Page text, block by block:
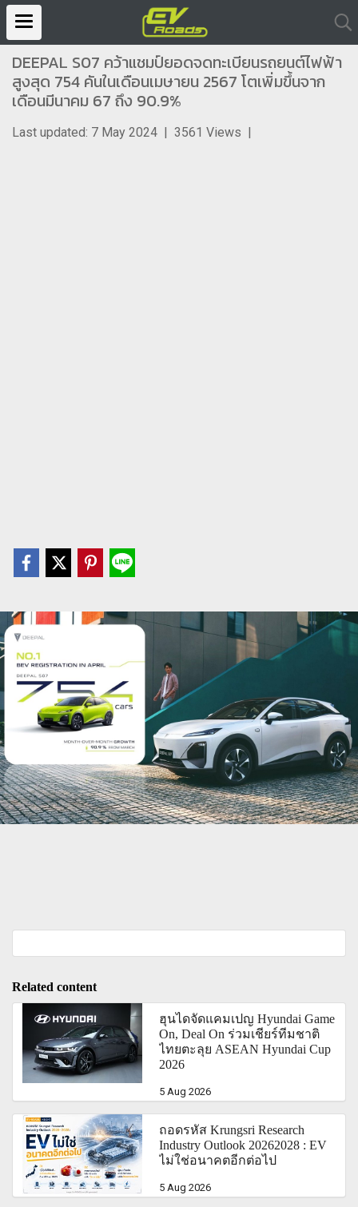
DEEPAL S07 คว้าแชมป์ยอดจดทะเบียนรถยนต์ไฟฟ้า
สูงสุด 754 คันในเดือนเมษายน 2567 โตเพิ่มขึ้นจาก
เดือนมีนาคม 67 ถึง 90.9%
Last updated: 7 May 2024 | 3561 Views |
Related content
ฮุนไดจัดแคมเปญ Hyundai Game
On, Deal On ร่วมเชียร์ทีมชาติ
ไทยตะลุย ASEAN Hyundai Cup
2026
5 Aug 2026
ถอดรหัส Krungsri Research
Industry Outlook 20262028 : EV
ไม่ใช่อนาคตอีกต่อไป
5 Aug 2026